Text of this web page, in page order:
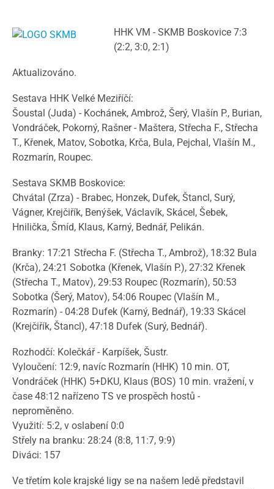
HHK VM - SKMB Boskovice 7:3
(2:2, 3:0, 2:1)
Aktualizováno.
Sestava HHK Velké Meziříčí:
Šoustal (Juda) - Kochánek, Ambrož, Šerý, Vlašín P., Burian,
Vondráček, Pokorný, Rašner - Maštera, Střecha F., Střecha
T., Křenek, Matov, Sobotka, Krča, Bula, Pejchal, Vlašín M.,
Rozmarín, Roupec.
Sestava SKMB Boskovice:
Chvátal (Zrza) - Brabec, Honzek, Dufek, Štancl, Surý,
Vágner, Krejčiřík, Benýšek, Václavík, Skácel, Šebek,
Hnilička, Šmíd, Klaus, Karný, Bednář, Pelikán.
Branky: 17:21 Střecha F. (Střecha T., Ambrož), 18:32 Bula
(Krča), 24:21 Sobotka (Křenek, Vlašín P.), 27:32 Křenek
(Střecha T., Matov), 29:53 Roupec (Rozmarín), 50:53
Sobotka (Šerý, Matov), 54:06 Roupec (Vlašín M.,
Rozmarín) - 04:28 Dufek (Karný, Bednář), 19:33 Skácel
(Krejčiřík, Štancl), 47:18 Dufek (Surý, Bednář).
Rozhodčí: Kolečkář - Karpíšek, Šustr.
Vyloučení: 12:9, navíc Rozmarín (HHK) 10 min. OT,
Vondráček (HHK) 5+DKU, Klaus (BOS) 10 min. vražení, v
čase 48:12 nařízeno TS ve prospěch hostů -
neproměněno.
Využití: 5:2, v oslabení 0:0
Střely na branku: 28:24 (8:8, 11:7, 9:9)
Diváci: 157
Ve třetím kole krajské ligy se na našem ledě představil